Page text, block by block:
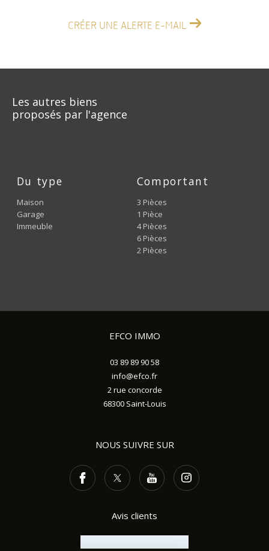
CRÉER UNE ALERTE E-MAIL
Les autres biens
proposés par l'agence
Du type
Maison
Garage
Immeuble
Comportant
3 Pièces
1 Pièce
4 Pièces
6 Pièces
2 Pièces
EFCO IMMO
03 89 89 90 58
info@efco.fr
2 rue concorde
68300
Saint-Louis
NOUS SUIVRE SUR
Avis clients